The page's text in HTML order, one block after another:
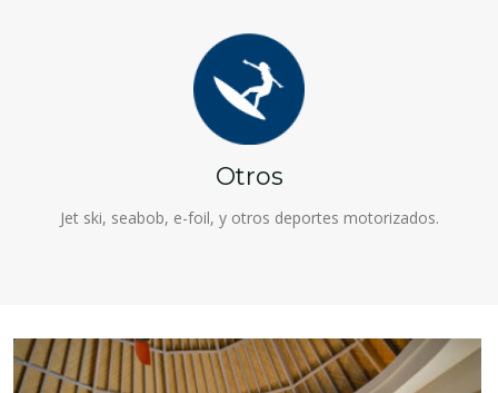
Otros
Jet ski, seabob, e-foil, y otros deportes motorizados.